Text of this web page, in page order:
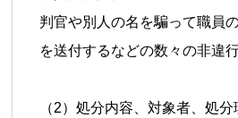
判官や別人の名を騙って職員
を送付するなどの数々の非違
（2）処分内容、対象者、処分